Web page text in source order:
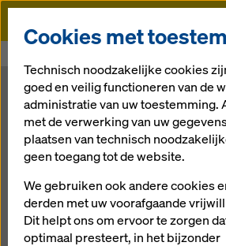
Doka
Systeemoplossingen
ngen
snelheid
Cookies met
Technisch noodzakelijke cookies
goed en veilig functioneren van de
administratie van uw toestemming.
met de verwerking van uw
plaatsen van technisch
geen toegang tot de website.
We gebruiken ook andere cookies
derden met uw voorafgaande
Dit helpt ons om ervoor te zorgen
optimaal presteert, in het bijzonder